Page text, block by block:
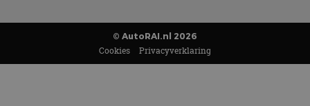
© AutoRAI.nl 2026
Cookies Privacyverklaring